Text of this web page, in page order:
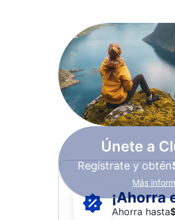
Únete a
Regístrate y obtén
Más
¡Ahorra
Ahorra hasta